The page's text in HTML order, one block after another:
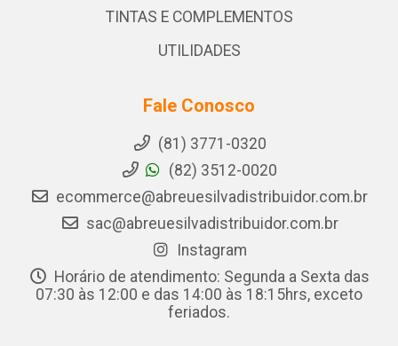
TINTAS E COMPLEMENTOS
UTILIDADES
Fale Conosco
(81) 3771-0320
(82) 3512-0020
ecommerce@abreuesilvadistribuidor.com.br
sac@abreuesilvadistribuidor.com.br
Instagram
Horário de atendimento: Segunda a Sexta das
07:30 às 12:00 e das 14:00 às 18:15hrs, exceto
feriados.